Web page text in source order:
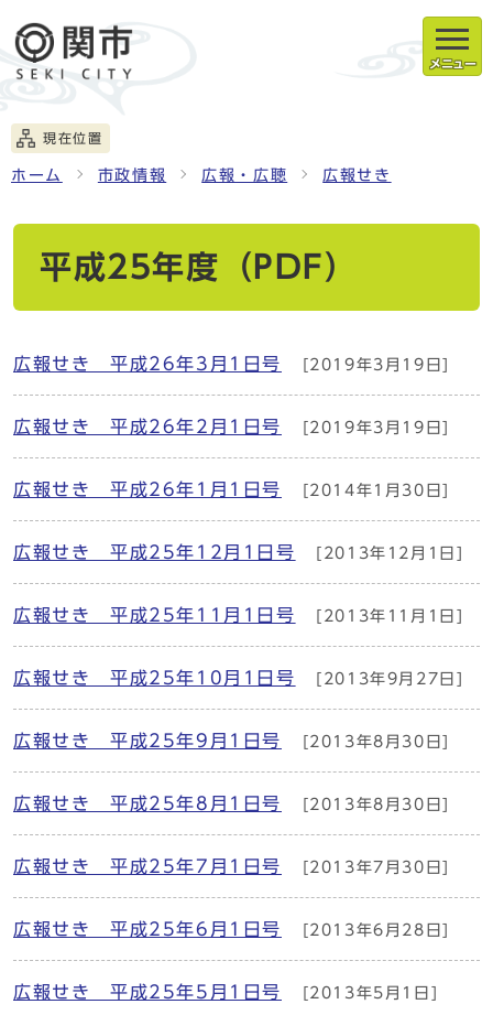
メニュー
現在位置
ホーム 市政情報 広報・広聴 広報せき
平成25年度（PDF）
広報せき 平成26年3月1日号 [2019年3月19日]
広報せき 平成26年2月1日号 [2019年3月19日]
広報せき 平成26年1月1日号 [2014年1月30日]
広報せき 平成25年12月1日号 [2013年12月1日]
広報せき 平成25年11月1日号 [2013年11月1日]
広報せき 平成25年10月1日号 [2013年9月27日]
広報せき 平成25年9月1日号 [2013年8月30日]
広報せき 平成25年8月1日号 [2013年8月30日]
広報せき 平成25年7月1日号 [2013年7月30日]
広報せき 平成25年6月1日号 [2013年6月28日]
広報せき 平成25年5月1日号 [2013年5月1日]